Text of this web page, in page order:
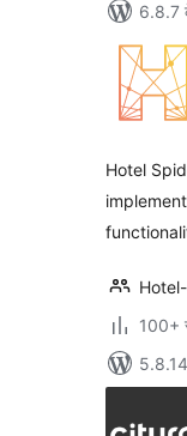
6.8.7
Hotel
100+
5.8.14